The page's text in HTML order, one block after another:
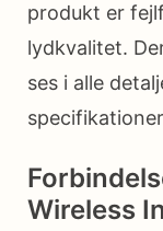
produkt er
lydkvalitet.
ses i alle
Wireless